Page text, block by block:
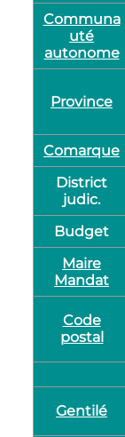
Communa
uté
autonome
Province
Comarque
District
judic.
Budget
Maire
Mandat
Code
postal
Gentilé